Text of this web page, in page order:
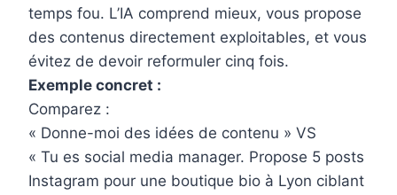
temps fou. L’IA comprend mieux, vous propose
des contenus directement exploitables, et vous
évitez de devoir reformuler cinq fois.
Exemple concret :
Comparez :
« Donne-moi des idées de contenu » VS
« Tu es social media manager. Propose 5 posts
Instagram pour une boutique bio à Lyon ciblant